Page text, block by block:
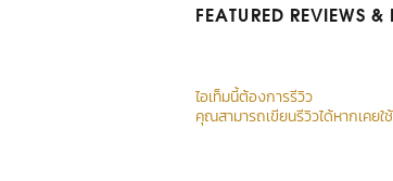
FEATURED REVIEWS &
ไอเท็มนี้ต้องการรีวิว
คุณสามารถเขียนรีวิวได้หากเคยใ